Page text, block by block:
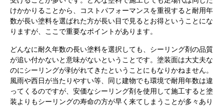
けかかりることから、コストパフォーマンスを重視すると耐用年
数が長い塗料を選ばれた方が長い目で見るとお得ということにな
りますが、ここで重要なポイントがあります。
どんなに耐久年数の長い塗料を選択しても、シーリング剤の品質
が追い付かないと意味がないということです。塗装面は大丈夫な
のにシーリングが剥がれてきたということにもなりかねません。
風雨や西日が当たりやすい等、同じ建物でも環境で耐用年数は違
ってくるのですが、安価なシーリング剤を使用して施工すると塗
装よりもシーリングの寿命の方が早く来てしまうことが多々あり